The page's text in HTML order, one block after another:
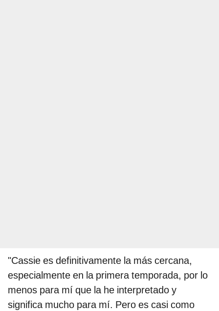
"Cassie es definitivamente la más cercana,
especialmente en la primera temporada, por lo
menos para mí que la he interpretado y
significa mucho para mí. Pero es casi como